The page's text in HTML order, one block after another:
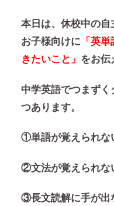
本日は、休校中の
お子様向けに 「英
きたいこと」 をお伝
中学英語でつまず
つあります。
①単語が覚えられな
②文法が覚えられな
③長文読解に手が出